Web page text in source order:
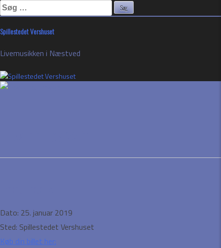
Søg
efter:
to
Spillestedet Vershuset
Livemusikken i Næstved
Dato: 25. januar 2019
Sted: Spillestedet Vershuset
Køb din billet her: